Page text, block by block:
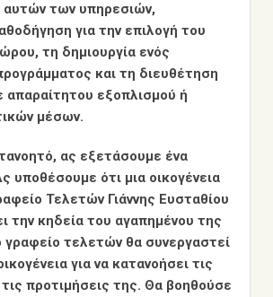
των υπηρεσιών,
για την επιλογή του
τη δημιουργία ενός
και τη διευθέτηση
απαραίτητου εξοπλισμού ή
μέσων.
ας εξετάσουμε ένα
υποθέσουμε ότι μια οικογένεια
Τελετών Γιάννης Ευσταθίου
την κηδεία του αγαπημένου της
τελετών θα συνεργαστεί
για να κατανοήσει τις
τις προτιμήσεις της. Θα βοηθούσε